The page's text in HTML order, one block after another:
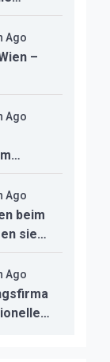
liege
für ihr
Ago
–
Ago
Ago
beim
sie
Ago